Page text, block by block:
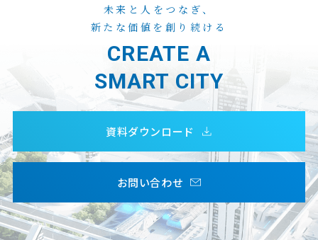
未来と人をつなぎ、
新たな価値を創り続ける
CREATE A
SMART CITY
資料ダウンロード
お問い合わせ